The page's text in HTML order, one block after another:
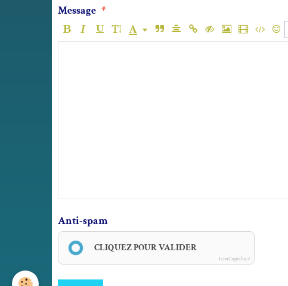
Message
Anti-spam
CLIQUEZ POUR VALIDER
IconCaptcha ©